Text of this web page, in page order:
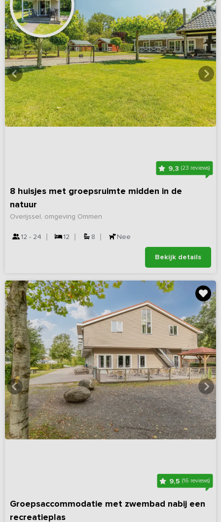
9,3 (23 reviews)
8 huisjes met groepsruimte midden in de
natuur
Overijssel, omgeving Ommen
12 - 24 12 8 Nee
Bekijk details
9,5(16 reviews)
Groepsaccommodatie met zwembad nabij een
recreatieplas